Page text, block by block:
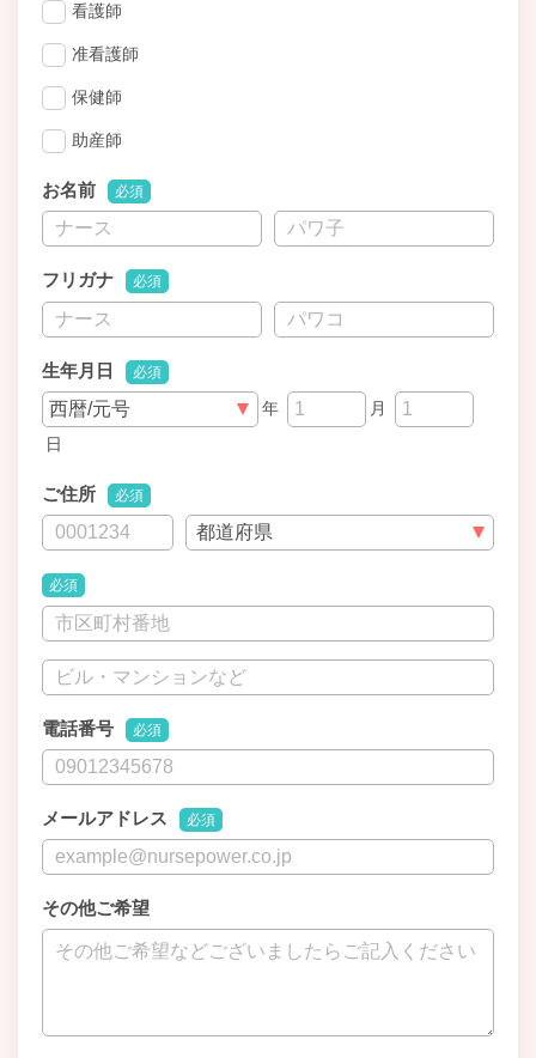
看護師
准看護師
保健師
助産師
お名前 必須
フリガナ 必須
生年月日 必須
年
月
日
ご住所 必須
必須
電話番号 必須
メールアドレス 必須
その他ご希望